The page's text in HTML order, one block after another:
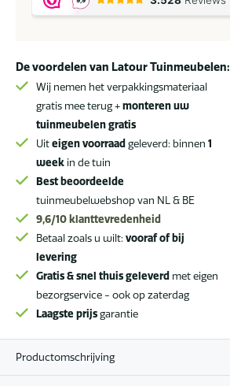
tuintafel
met
teak
blad
Ø
170
cm
SALE
aantal
De voordelen van Latour Tuinmeubelen:
Wij nemen het verpakkingsmateriaal
gratis mee terug +monteren uw
tuinmeubelen gratis
Uiteigen voorraad geleverd: binnen 1
week in de tuin
Best beoordeelde
tuinmeubelwebshop van NL & BE
9,6/10 klanttevredenheid
Betaal zoals u wilt: vooraf of bij
levering
Gratis & snel thuis geleverd met eigen
bezorgservice - ook op zaterdag
Laagste prijsgarantie
Productomschrijving